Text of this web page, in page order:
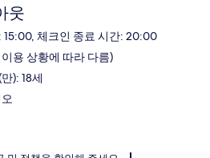
웃
15:00, 체크인 종료 시간: 20:00
용 상황에 따라 다름)
): 18세